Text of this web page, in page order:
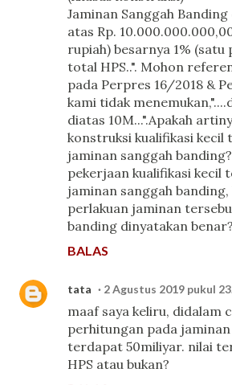
Jaminan Sanggah
atas Rp.
rupiah) besarnya 1% (satu
total HPS..". Mohon
pada Perpres 16/2018 &
kami tidak
diatas 10M...".Apakah
konstruksi kualifikasi kecil
jaminan sanggah
pekerjaan kualifikasi kecil
jaminan sanggah banding,
perlakuan jaminan
banding dinyatakan
BALAS
tata 2 Agustus 2019 pukul
maaf saya keliru, didalam
perhitungan pada jaminan
terdapat 50miliyar. nilai
HPS atau bukan?